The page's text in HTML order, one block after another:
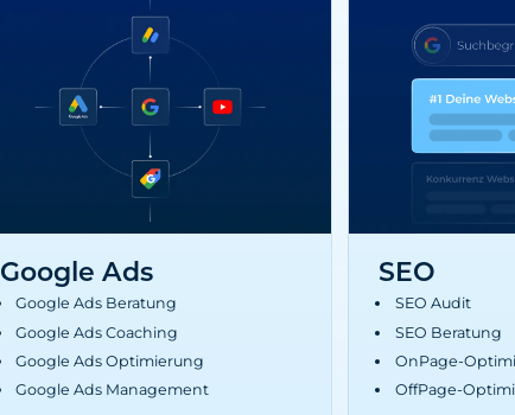
Google Ads
Google Ads Beratung
Google Ads Coaching
Google Ads Optimierung
Google Ads Management
SEO
SEO Audit
SEO Beratung
OnPage-
OffPage-